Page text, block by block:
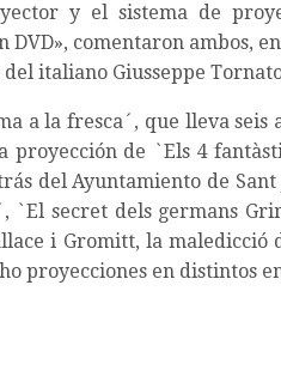
y el sistema de
DVD», comentaron ambos,
italiano Giusseppe
a la fresca´, que lleva seis
proyección de `Els 4
del Ayuntamiento de
`El secret dels germans
i Gromitt, la
proyecciones en distintos